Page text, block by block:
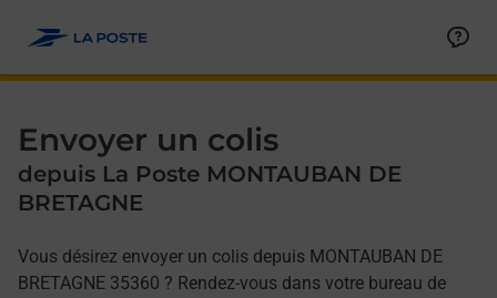
Envoyer un colis
depuis La Poste MONTAUBAN DE
BRETAGNE
Vous désirez envoyer un colis depuis MONTAUBAN DE
BRETAGNE 35360 ? Rendez-vous dans votre bureau de